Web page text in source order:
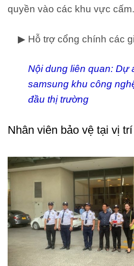
quyền vào các khu vực cấm.
▶ Hỗ trợ cổng chính các
Nội dung liên quan: Dự
samsung khu công
đầu thị trường
Nhân viên bảo vệ tại vị